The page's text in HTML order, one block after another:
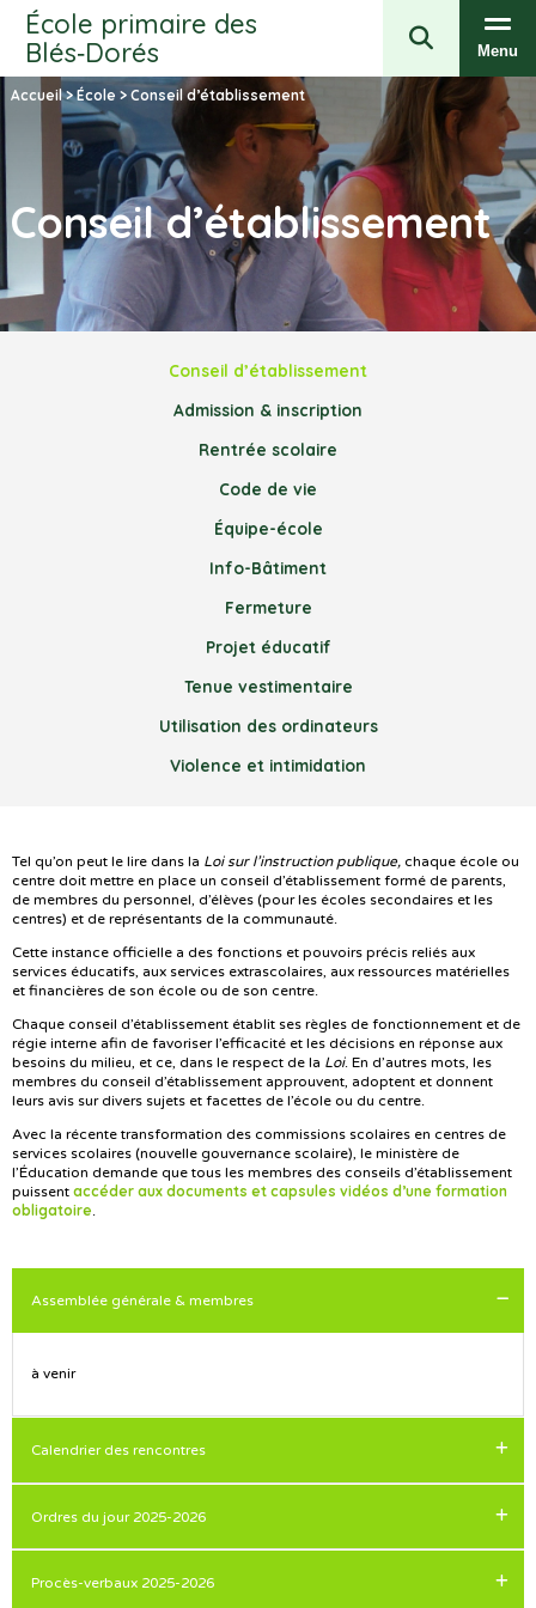
École primaire des
Blés‑Dorés
Menu
Accueil>École > Conseil d’établissement
Conseil d’établissement
Conseil d’établissement
Admission & inscription
Rentrée scolaire
Code de vie
Équipe-école
Info-Bâtiment
Fermeture
Projet éducatif
Tenue vestimentaire
Utilisation des ordinateurs
Violence et intimidation
Tel qu’on peut le lire dans la Loi sur l’instruction publique, chaque école ou
centre doit mettre en place un conseil d’établissement formé de parents,
de membres du personnel, d’élèves (pour les écoles secondaires et les
centres) et de représentants de la communauté.
Cette instance officielle a des fonctions et pouvoirs précis reliés aux
services éducatifs, aux services extrascolaires, aux ressources matérielles
et financières de son école ou de son centre.
Chaque conseil d’établissement établit ses règles de fonctionnement et de
régie interne afin de favoriser l’efficacité et les décisions en réponse aux
besoins du milieu, et ce, dans le respect de la Loi. En d’autres mots, les
membres du conseil d’établissement approuvent, adoptent et donnent
leurs avis sur divers sujets et facettes de l’école ou du centre.
Avec la récente transformation des commissions scolaires en centres de
services scolaires (nouvelle gouvernance scolaire), le ministère de
l’Éducation demande que tous les membres des conseils d’établissement
puissent accéder aux documents et capsules vidéos d’une formation
obligatoire.
Assemblée générale & membres
à venir
Calendrier des rencontres
Calendrier des séances 2025-2026
Ordres du jour 2025-2026
Ordre du jour du 29 septembre 2025
Procès-verbaux 2025-2026